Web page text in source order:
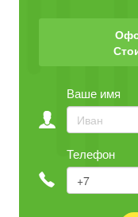
Ваше имя
Телефон